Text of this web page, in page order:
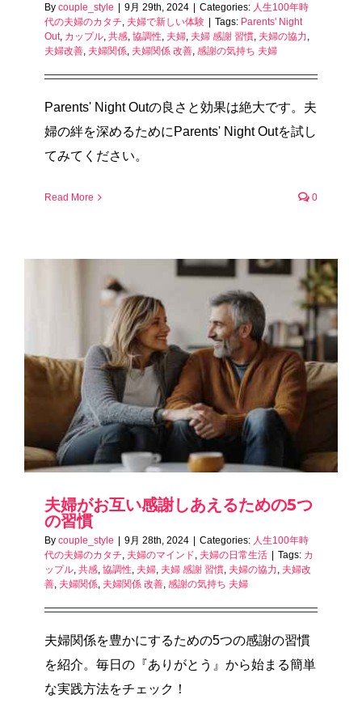
By couple_style | 9月 29th, 2024 | Categories: 人生100年時
代の夫婦のカタチ 夫婦で新しい体験 | Tags: Parents' Night
Out, カップル 共感 協調性 夫婦 夫婦 感謝 習慣 夫婦の協力
夫婦改善 夫婦関係 夫婦関係 改善 感謝の気持ち 夫婦
Parents' Night Outの良さと効果は絶大です。夫
婦の絆を深めるためにParents' Night Outを試し
てみてください。
Read More 0
夫婦がお互い感謝しあえるための5つ
の習慣
By couple_style 9月 28th, 2024 Categories: 人生100年時
代の夫婦のカタチ, 夫婦のマインド, 夫婦の日常生活 Tags: カ
ップル, 共感, 協調性, 夫婦, 夫婦 感謝 習慣, 夫婦の協力, 夫婦改
善, 夫婦関係, 夫婦関係 改善, 感謝の気持ち 夫婦
夫婦関係を豊かにするための5つの感謝の習慣
を紹介。毎日の『ありがとう』から始まる簡単
な実践方法をチェック！